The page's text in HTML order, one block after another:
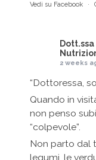
Vedi su Facebook ·
2 weeks
“Dottoressa,
Quando in
non penso
“colpevole”.
Non parto dal
legumi, le